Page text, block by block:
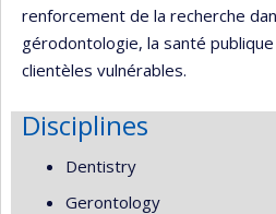
renforcement de la recherche
gérodontologie, la santé
clientèles vulnérables.
Disciplines
Dentistry
Gerontology